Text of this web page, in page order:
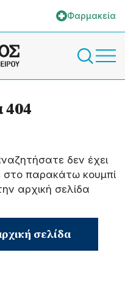
Φαρμακεία
δεν έχει
παρακάτω κουμπί
αρχική σελίδα
σελίδα